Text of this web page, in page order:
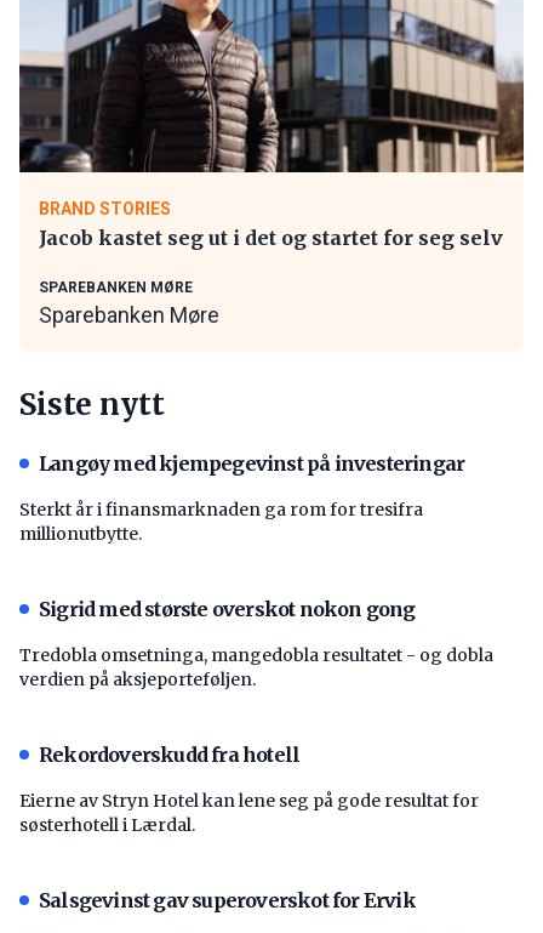
BRAND STORIES
Jacob kastet seg ut i det og startet for seg selv
SPAREBANKEN MØRE
Sparebanken Møre
Siste nytt
Langøy med kjempegevinst på investeringar
Sterkt år i finansmarknaden ga rom for tresifra
millionutbytte.
Sigrid med største overskot nokon gong
Tredobla omsetninga, mangedobla resultatet - og dobla
verdien på aksjeporteføljen.
Rekordoverskudd fra hotell
Eierne av Stryn Hotel kan lene seg på gode resultat for
søsterhotell i Lærdal.
Salsgevinst gav superoverskot for Ervik